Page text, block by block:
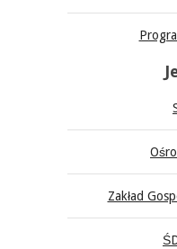
Zakład